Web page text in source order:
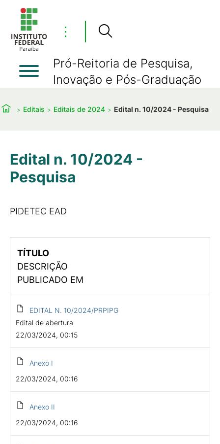
⋮
Pró-Reitoria de Pesquisa,
Inovação e Pós-Graduação
Editais Editais de 2024 Edital n. 10/2024 - Pesquisa
Edital n. 10/2024 -
Pesquisa
PIDETEC EAD
TÍTULO
DESCRIÇÃO
PUBLICADO EM
EDITAL N. 10/2024/PRPIPG
Edital de abertura
22/03/2024, 00:15
Anexo I
22/03/2024, 00:16
Anexo II
22/03/2024, 00:16